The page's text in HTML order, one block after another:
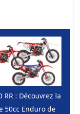
RR : Découvrez la
50cc Enduro de